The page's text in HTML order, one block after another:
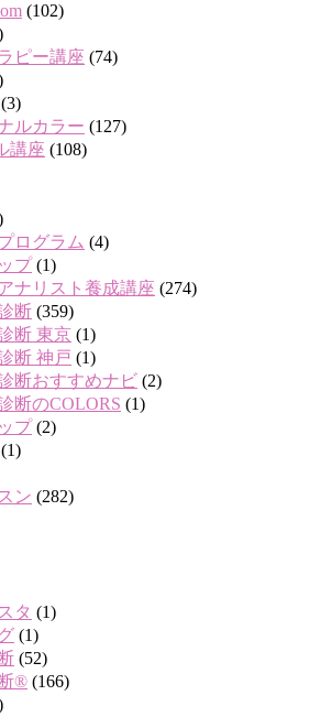
(102)
ピー講座 (74)
(3)
ルカラー (127)
講座 (108)
ログラム (4)
プ(1)
ナリスト養成講座 (274)
断 (359)
断 東京 (1)
断 神戸 (1)
断おすすめナビ (2)
断のCOLORS (1)
プ(2)
(1)
ン (282)
タ (1)
(1)
(52)
® (166)